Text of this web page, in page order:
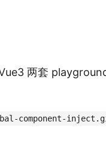
两套
component-